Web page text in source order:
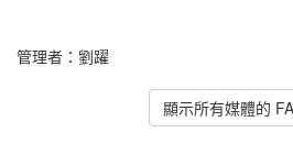
管理者： 劉躍
顯示所有媒體的